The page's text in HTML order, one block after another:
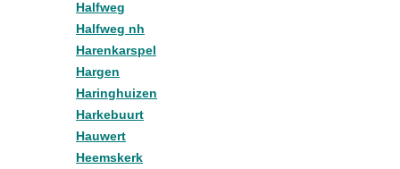
Halfweg
Halfweg nh
Harenkarspel
Hargen
Haringhuizen
Harkebuurt
Hauwert
Heemskerk